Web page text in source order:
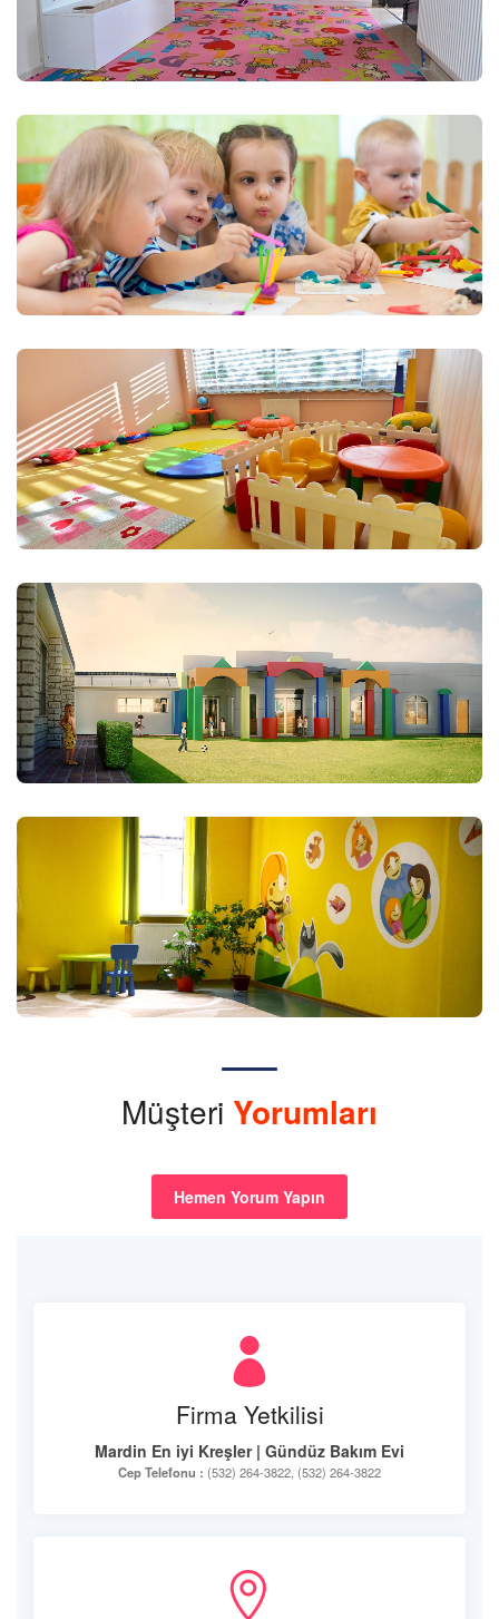
Müşteri Yorumları
Hemen Yorum Yapın
Firma Yetkilisi
Mardin En iyi Kreşler | Gündüz Bakım Evi
Cep Telefonu : (532) 264-3822, (532) 264-3822